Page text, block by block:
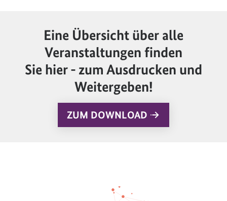
Eine Übersicht über alle
Veranstaltungen finden
Sie hier - zum Ausdrucken und
Weitergeben!
ZUM DOWNLOAD